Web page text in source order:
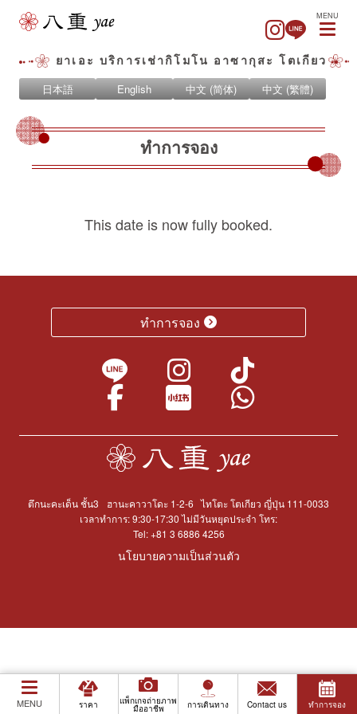
ยาเอะ บริการเช่ากิโมโน อาซากุสะ โตเกียว
日本語 English 中文 (简体) 中文 (繁體)
MENU
MENU ราคา แพ็กเกจถ่ายภาพ
มืออาชีพ การเดินทาง Contact us ทำการจอง
ทำการจอง
This date is now fully booked.
ทำการจอง
ตึกนะคะเด็น ชั้น3 ฮานะคาวาโดะ 1-2-6 ไทโตะ โตเกียว ญี่ปุ่น 111-0033
เวลาทำการ: 9:30-17:30 ไม่มีวันหยุดประจำ โทร:
Tel:+81 3 6886 4256
นโยบายความเป็นส่วนตัว